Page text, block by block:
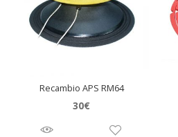
Recambio APS RM64
30€